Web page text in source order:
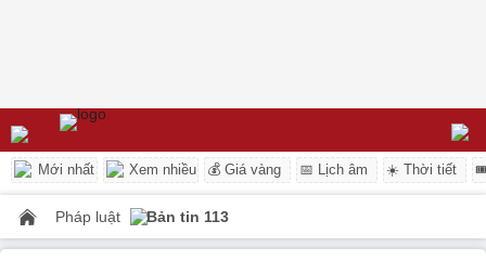
Mới nhất Xem nhiều 💰 Giá vàng 📅 Lịch âm ☀️ Thời tiết
Pháp luật Bản tin 113